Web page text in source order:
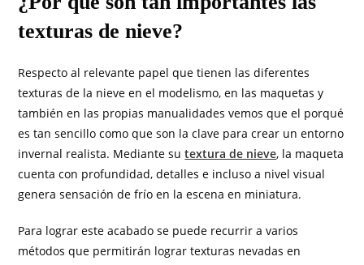
texturas de nieve?
Respecto al relevante papel que tienen las diferentes
texturas de la nieve en el modelismo, en las maquetas y
también en las propias manualidades vemos que el porqué
es tan sencillo como que son la clave para crear un entorno
invernal realista. Mediante sutextura de nieve, la maqueta
cuenta con profundidad, detalles e incluso a nivel visual
genera sensación de frío en la escena en miniatura.
Para lograr este acabado se puede recurrir a varios
métodos que permitirán lograr texturas nevadas en